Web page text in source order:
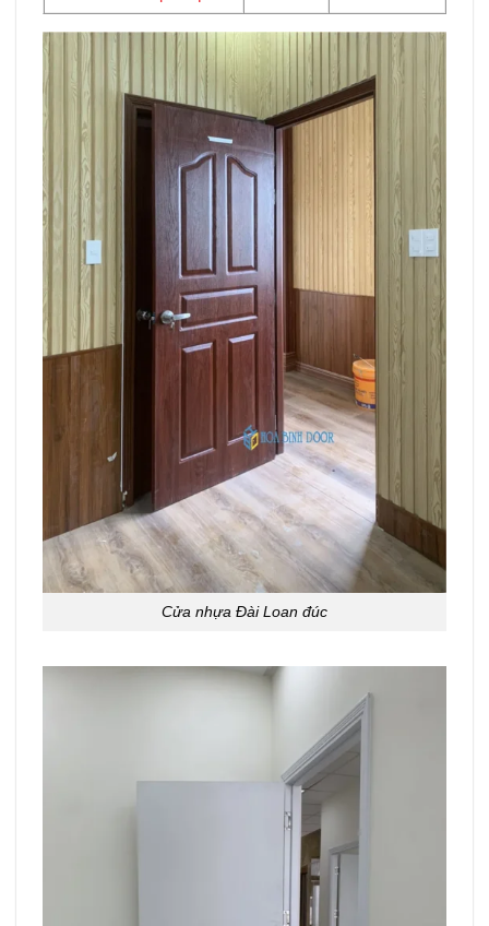
Cửa nhựa Đài Loan đúc